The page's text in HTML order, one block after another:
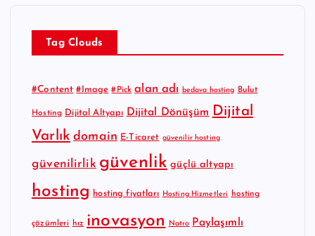
Tag Clouds
#Content #Image #Pick alan adı bedava hosting Bulut
Hosting Dijital Altyapı Dijital Dönüşüm
Dijital
Varlık domain E-Ticaret güvenilir hosting
güvenilirlik güvenlik güçlü altyapı
hosting hosting fiyatları Hosting Hizmetleri hosting
çözümleri hız inovasyon Natro Paylaşımlı